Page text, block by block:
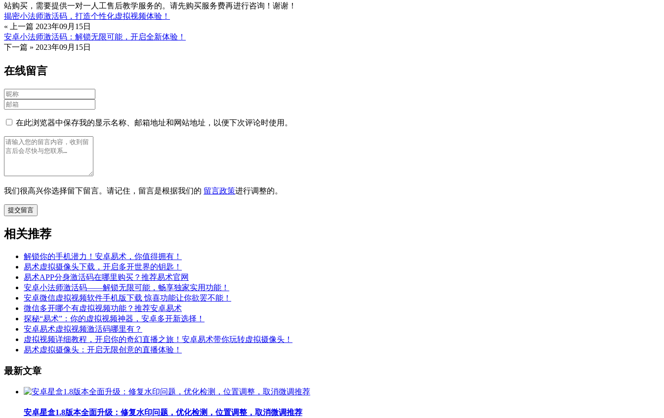
站购买，需要提供一对一人工售后教学服务的。请先购买服务费再进行咨询！谢谢！
揭密小法师激活码，打造个性化虚拟视频体验！
« 上一篇 2023年09月15日
安卓小法师激活码：解锁无限可能，开启全新体验！
下一篇 » 2023年09月15日
在线留言
在此浏览器中保存我的显示名称、邮箱地址和网站地址，以便下次评论时使用。
我们很高兴你选择留下留言。请记住，留言是根据我们的 留言政策进行调整的。
相关推荐
解锁你的手机潜力！安卓易术，你值得拥有！
易术虚拟摄像头下载，开启多开世界的钥匙！
易术APP分身激活码在哪里购买？推荐易术官网
安卓小法师激活码——解锁无限可能，畅享独家实用功能！
安卓微信虚拟视频软件手机版下载 惊喜功能让你欲罢不能！
微信多开哪个有虚拟视频功能？推荐安卓易术
探秘“易术”：你的虚拟视频神器，安卓多开新选择！
安卓易术虚拟视频激活码哪里有？
虚拟视频详细教程，开启你的奇幻直播之旅！安卓易术带你玩转虚拟摄像头！
易术虚拟摄像头：开启无限创意的直播体验！
最新文章
安卓星盒1.8版本全面升级：修复水印问题，优化检测，位置调整，取消微调推荐